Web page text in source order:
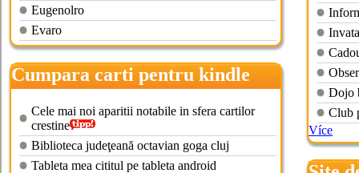
Eugenolro
Evaro
Cumpara carti pentru kindle
Cele mai noi aparitii notabile in sfera cartilor
crestine
Biblioteca judeţeană octavian goga cluj
Tableta mea cititul pe tableta android
Dojo
Club
Více